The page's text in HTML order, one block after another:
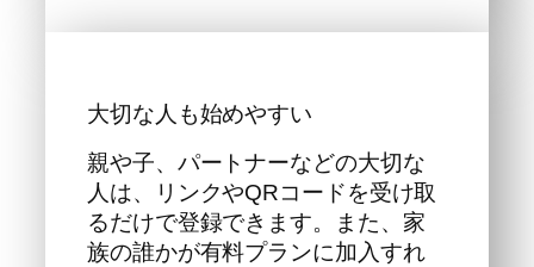
大切な人も始めやすい
親や子、パートナーなどの大切な
人は、リンクやQRコードを受け取
るだけで登録できます。また、家
族の誰かが有料プランに加入すれ